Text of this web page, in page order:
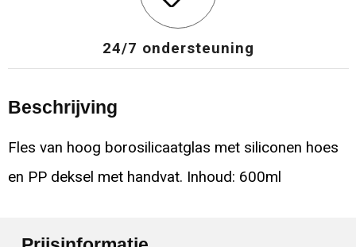
24/7 ondersteuning
Beschrijving
Fles van hoog borosilicaatglas met siliconen hoes
en PP deksel met handvat. Inhoud: 600ml